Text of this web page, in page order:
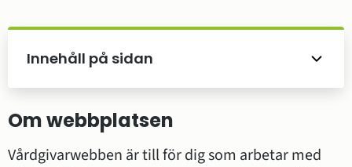
Innehåll på sidan
Om webbplatsen
Vårdgivarwebben är till för dig som arbetar med